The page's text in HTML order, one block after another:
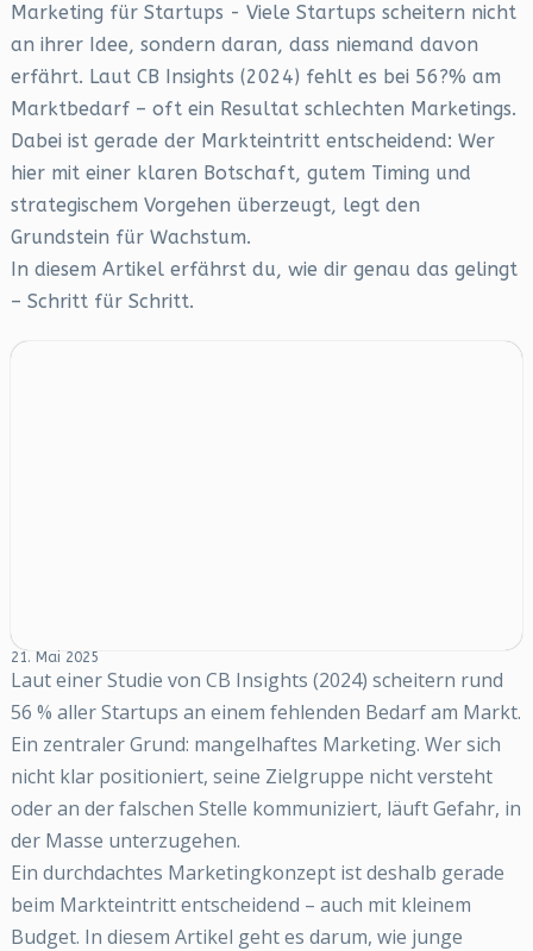
Marketing für Startups - Viele Startups scheitern nicht
an ihrer Idee, sondern daran, dass niemand davon
erfährt. Laut CB Insights (2024) fehlt es bei 56?% am
Marktbedarf – oft ein Resultat schlechten Marketings.
Dabei ist gerade der Markteintritt entscheidend: Wer
hier mit einer klaren Botschaft, gutem Timing und
strategischem Vorgehen überzeugt, legt den
Grundstein für Wachstum.
In diesem Artikel erfährst du, wie dir genau das gelingt
– Schritt für Schritt.
21. Mai 2025
Laut einer Studie von CB Insights (2024) scheitern rund
56 % aller Startups an einem fehlenden Bedarf am Markt.
Ein zentraler Grund: mangelhaftes Marketing. Wer sich
nicht klar positioniert, seine Zielgruppe nicht versteht
oder an der falschen Stelle kommuniziert, läuft Gefahr, in
der Masse unterzugehen.
Ein durchdachtes Marketingkonzept ist deshalb gerade
beim Markteintritt entscheidend – auch mit kleinem
Budget. In diesem Artikel geht es darum, wie junge